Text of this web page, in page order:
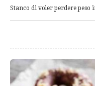
Stanco di voler perdere peso